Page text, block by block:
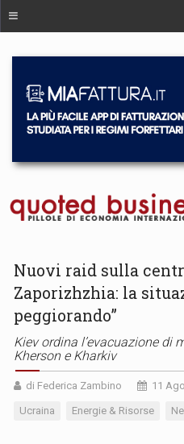
Nuovi raid sulla
Zaporizhzhia: la
peggiorando”
Kiev ordina l’evacuazione di
Kherson e Kharkiv
di Federica Zambino 11
Ucraina Energie & Risorse